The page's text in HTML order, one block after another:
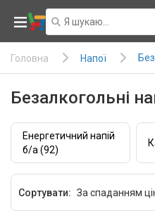
Головна Напої
Безалкогольні
Енергетичний напій
б/а (92)
Сортувати: